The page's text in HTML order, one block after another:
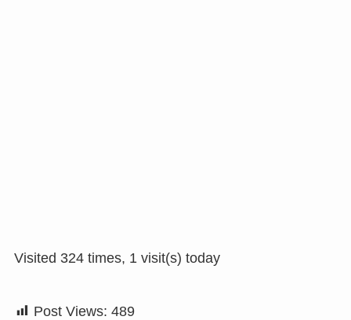
Visited 324 times, 1 visit(s) today
Post Views: 489